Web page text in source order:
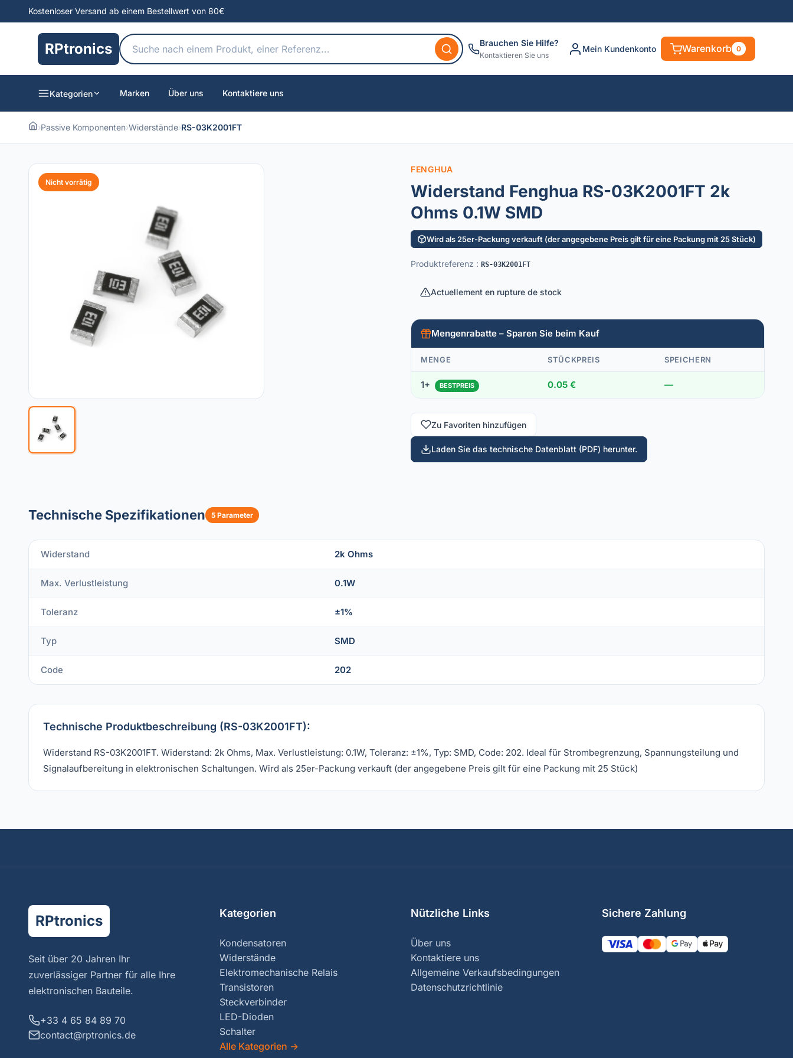
Kostenloser Versand ab einem Bestellwert von 80€
RPtronics Brauchen Sie Hilfe?
Kontaktieren Sie uns
Mein Kundenkonto Warenkorb 0
Kategorien Marken Über uns Kontaktiere uns
›Passive Komponenten›Widerstände›RS-03K2001FT
Nicht vorrätig
FENGHUA
Widerstand Fenghua RS-03K2001FT 2k
Ohms 0.1W SMD
Wird als 25er-Packung verkauft (der angegebene Preis gilt für eine Packung mit 25 Stück)
Produktreferenz : RS-03K2001FT
Actuellement en rupture de stock
Mengenrabatte – Sparen Sie beim Kauf
MENGE STÜCKPREIS SPEICHERN
1+ BESTPREIS 0.05 € —
Zu Favoriten hinzufügen
Laden Sie das technische Datenblatt (PDF) herunter.
Technische Spezifikationen 5 Parameter
Widerstand 2k Ohms
Max. Verlustleistung 0.1W
Toleranz ±1%
Typ SMD
Code 202
Technische Produktbeschreibung (RS-03K2001FT):
Widerstand RS-03K2001FT. Widerstand: 2k Ohms, Max. Verlustleistung: 0.1W, Toleranz: ±1%, Typ: SMD, Code: 202. Ideal für Strombegrenzung, Spannungsteilung und
Signalaufbereitung in elektronischen Schaltungen. Wird als 25er-Packung verkauft (der angegebene Preis gilt für eine Packung mit 25 Stück)
RPtronics
Seit über 20 Jahren Ihr
zuverlässiger Partner für alle Ihre
elektronischen Bauteile.
+33 4 65 84 89 70
contact@rptronics.de
Kategorien
Kondensatoren
Widerstände
Elektromechanische Relais
Transistoren
Steckverbinder
LED-Dioden
Schalter
Alle Kategorien →
Nützliche Links
Über uns
Kontaktiere uns
Allgemeine Verkaufsbedingungen
Datenschutzrichtlinie
Sichere Zahlung